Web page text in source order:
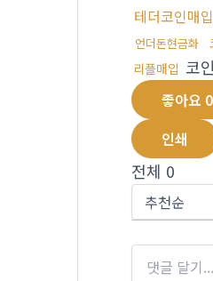
테더코인매입
언더돈현금화
리플매입 코
좋아요 0
인쇄
전체 0